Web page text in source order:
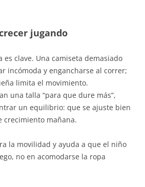
jugando
es clave. Una camiseta demasiado
incómoda y engancharse al correr;
limita el movimiento.
una talla “para que dure más”,
un equilibrio: que se ajuste bien
crecimiento mañana.
la movilidad y ayuda a que el niño
no en acomodarse la ropa